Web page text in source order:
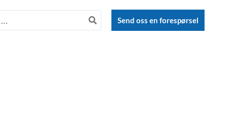
Send oss en forespørsel